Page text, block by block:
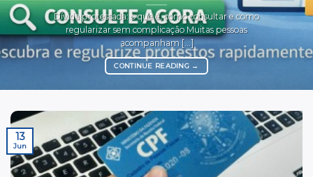
Dívida protestada: o que é, como consultar e como
regularizar sem complicação Muitas pessoas
acompanham [...]
CONTINUE READING →
13
Jun